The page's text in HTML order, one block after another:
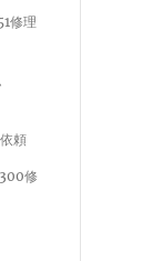
修理
頼
修